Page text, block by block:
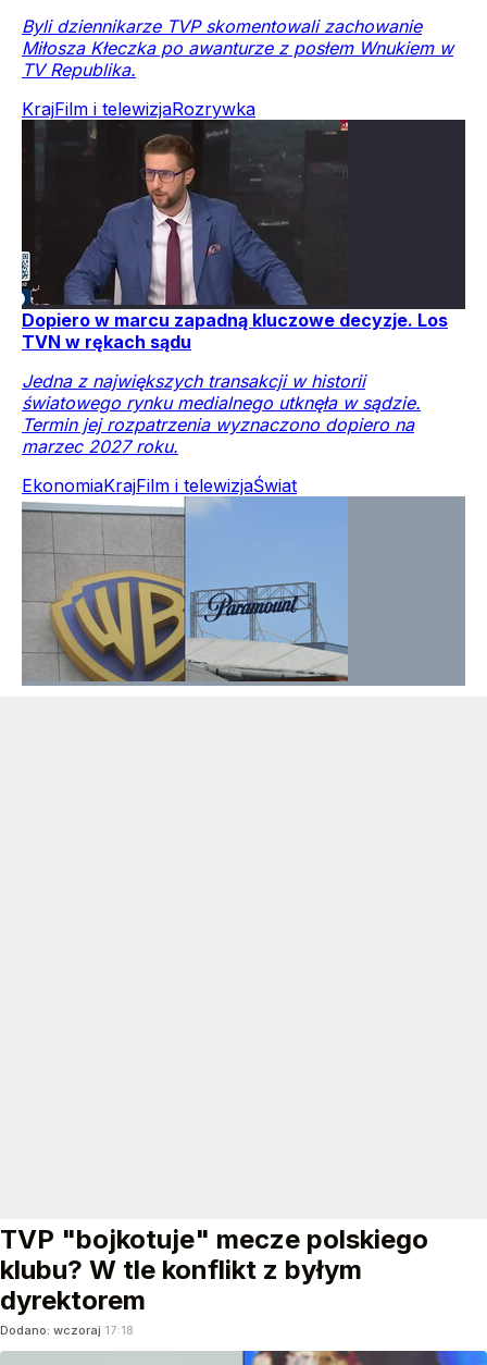
Byli dziennikarze TVP skomentowali zachowanie
Miłosza Kłeczka po awanturze z posłem Wnukiem w
TV Republika.
KrajFilm i telewizjaRozrywka
Dopiero w marcu zapadną kluczowe decyzje. Los
TVN w rękach sądu
Jedna z największych transakcji w historii
światowego rynku medialnego utknęła w sądzie.
Termin jej rozpatrzenia wyznaczono dopiero na
marzec 2027 roku.
EkonomiaKrajFilm i telewizjaŚwiat
TVP "bojkotuje" mecze polskiego
klubu? W tle konflikt z byłym
dyrektorem
Dodano: wczoraj 17:18